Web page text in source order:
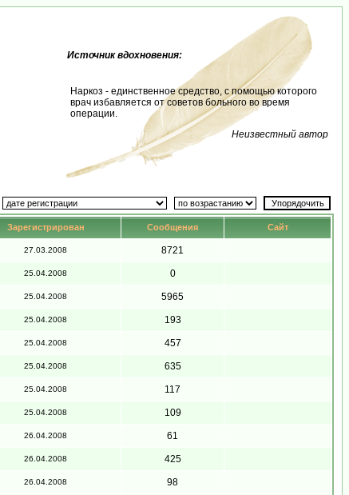
Источник вдохновения:
Наркоз - единственное средство, с помощью которого
врач избавляется от советов больного во время
операции.
Неизвестный автор
Зарегистрирован Сообщения Сайт
27.03.2008 8721
25.04.2008 0
25.04.2008 5965
25.04.2008 193
25.04.2008 457
25.04.2008 635
25.04.2008 117
25.04.2008 109
26.04.2008 61
26.04.2008 425
26.04.2008 98